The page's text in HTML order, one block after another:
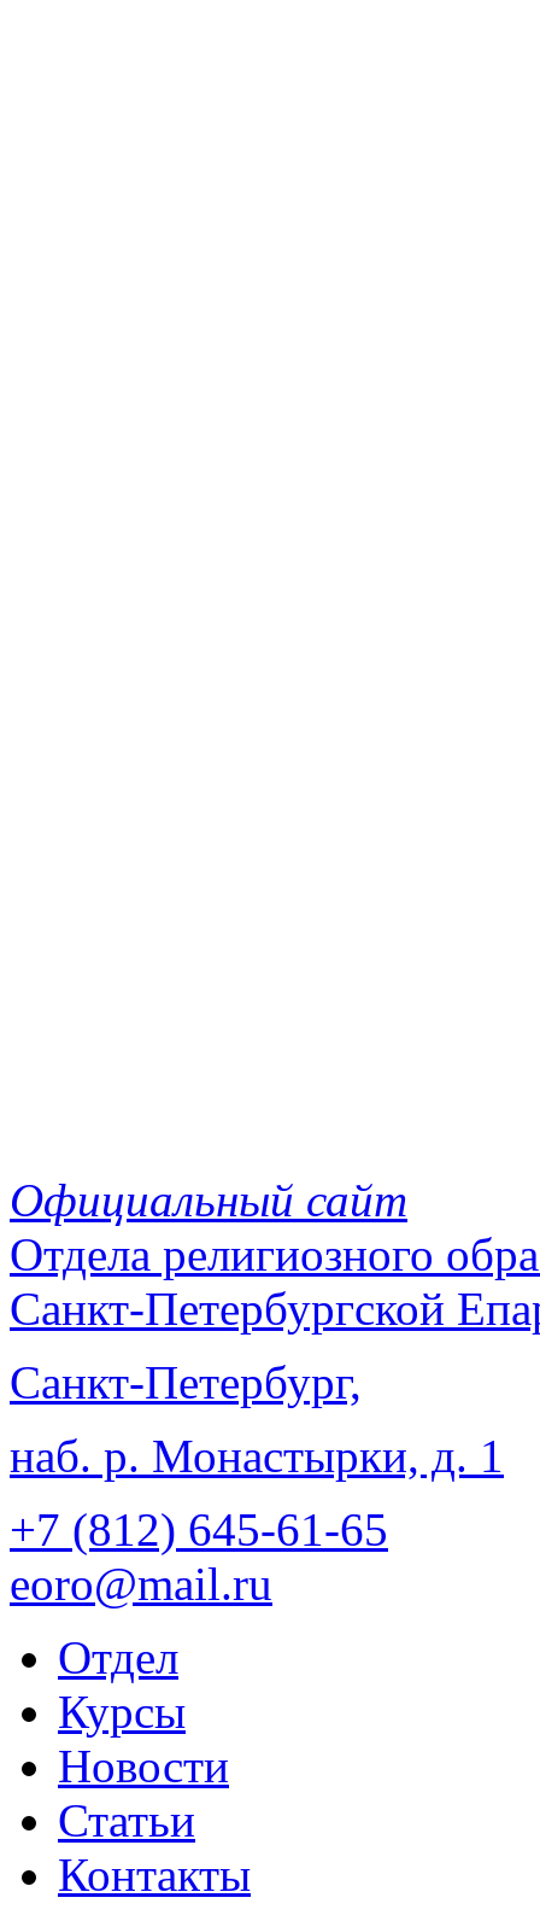
Официальный сайт
Отдела религиозного
Санкт-Петербургской
Санкт-Петербург,
наб. р. Монастырки, д. 1
+7 (812) 645-61-65
eoro@mail.ru
Отдел
Курсы
Новости
Статьи
Контакты